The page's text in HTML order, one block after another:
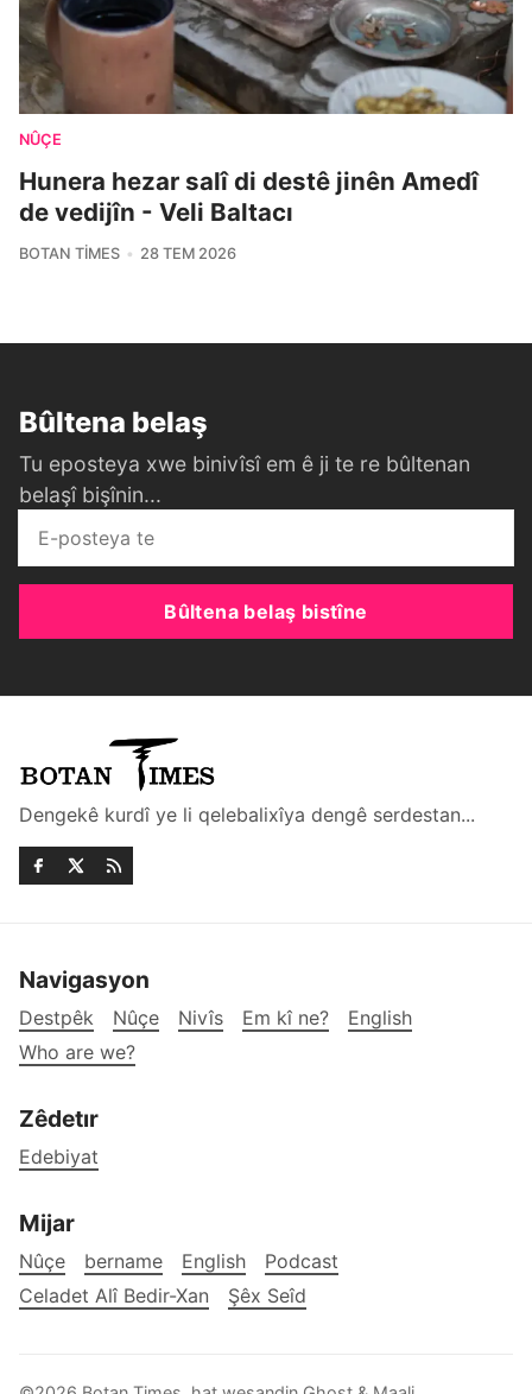
NÛÇE
Hunera hezar salî di destê jinên Amedî
de vedijîn - Veli Baltacı
BOTAN TIMES 28 TEM 2026
Bûltena belaş
Tu eposteya xwe binivîsî em ê ji te re bûltenan
belaşî bişînin...
Bûltena belaş bistîne
Dengekê kurdî ye li qelebalixîya dengê serdestan...
Navigasyon
Destpêk Nûçe Nivîs Em kî ne?
English
Who are we?
Zêdetır
Edebiyat
Mijar
Nûçe bername English
Podcast
Celadet Alî Bedir-Xan
Şêx Seîd